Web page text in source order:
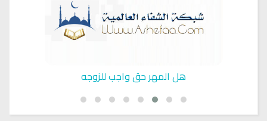
هل المهر حق واجب للزوجه